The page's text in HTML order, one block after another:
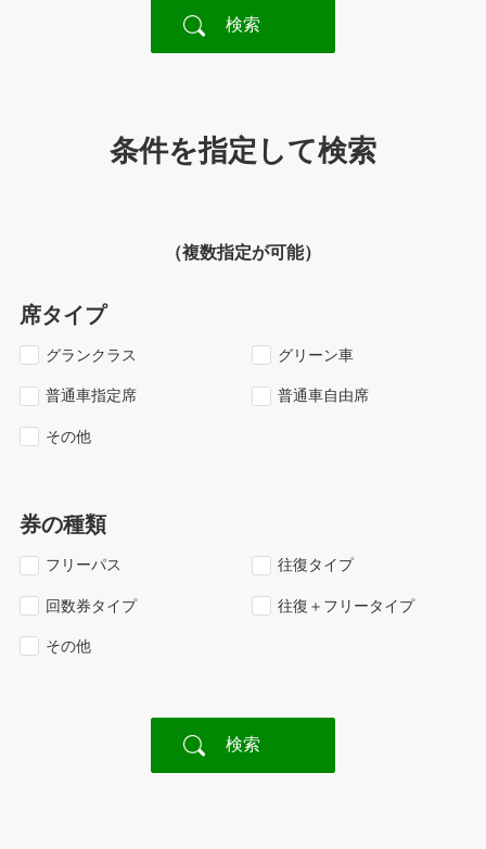
条件を指定して検索
（複数指定が可能）
席タイプ
グランクラス グリーン車
普通車指定席 普通車自由席
その他
券の種類
フリーパス 往復タイプ
回数券タイプ 往復＋フリータイプ
その他